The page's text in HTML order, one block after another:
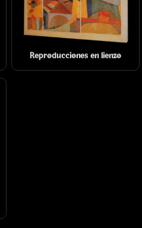
Reproducciones en lienzo